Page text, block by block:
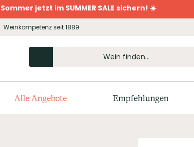
jetzt im SUMMER SALE sichern! ☀️
Weinkompetenz seit 1889
Alle Angebote Empfehlungen